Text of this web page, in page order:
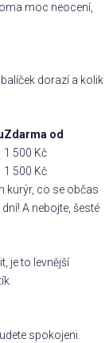
moc neocení,
dorazí a kolik
Zdarma od
1 500 Kč
1 500 Kč
kurýr, co se občas
A nebojte, šesté
je to levnější
spokojeni.